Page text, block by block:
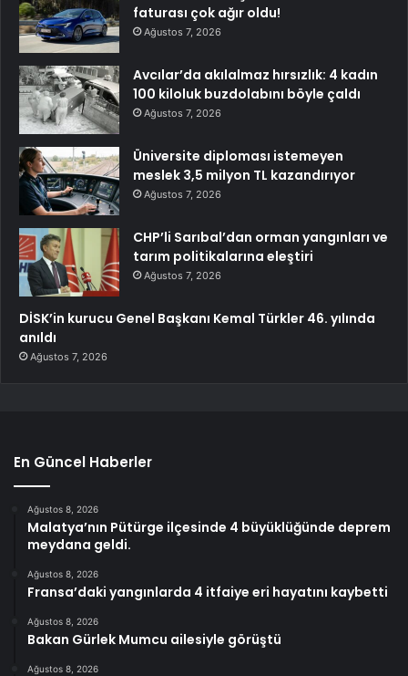
faturası çok ağır oldu!
Ağustos 7, 2026
Avcılar’da akılalmaz hırsızlık: 4 kadın
100 kiloluk buzdolabını böyle çaldı
Ağustos 7, 2026
Üniversite diploması istemeyen
meslek 3,5 milyon TL kazandırıyor
Ağustos 7, 2026
CHP’li Sarıbal’dan orman yangınları ve
tarım politikalarına eleştiri
Ağustos 7, 2026
DİSK’in kurucu Genel Başkanı Kemal Türkler 46. yılında
anıldı
Ağustos 7, 2026
En Güncel Haberler
Ağustos 8, 2026
Malatya’nın Pütürge ilçesinde 4 büyüklüğünde deprem
meydana geldi.
Ağustos 8, 2026
Fransa’daki yangınlarda 4 itfaiye eri hayatını kaybetti
Ağustos 8, 2026
Bakan Gürlek Mumcu ailesiyle görüştü
Ağustos 8, 2026